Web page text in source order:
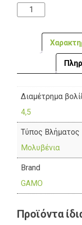
Διαμέτρημα
4,5
Τύπος Βλήματος
Μολυβένια
Brand
GAMO
Προϊόντα